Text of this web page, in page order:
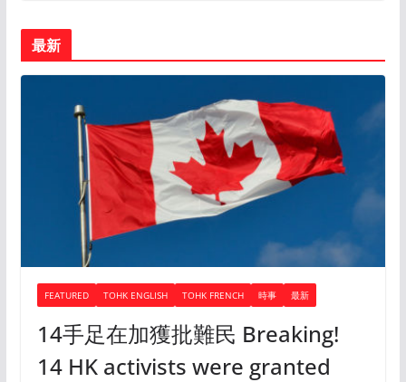
最新
FEATURED TOHK ENGLISH TOHK FRENCH 時事 最新
14手足在加獲批難民 Breaking!
14 HK activists were granted